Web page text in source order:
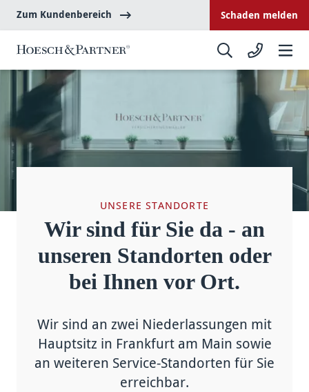
Zum Kundenbereich Schaden melden
Wir sind für Sie da - an
unseren Standorten oder
bei Ihnen vor Ort.
UNSERE STANDORTE
Wir sind an zwei Niederlassungen mit
Hauptsitz in Frankfurt am Main sowie
an weiteren Service-Standorten für Sie
erreichbar.